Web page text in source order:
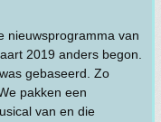
nieuwsprogramma van
2019 anders begon.
gebaseerd. Zo
pakken een
van en die